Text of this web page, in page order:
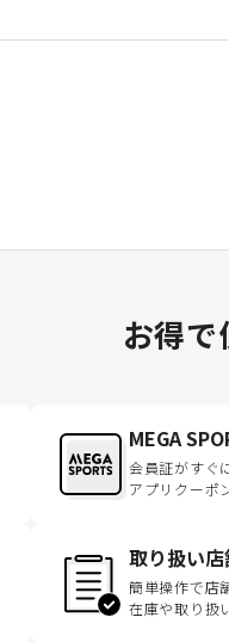
お得で
MEGA
会員証がすぐ
アプリクーポ
取り扱い
簡単操作で店
在庫や取り扱